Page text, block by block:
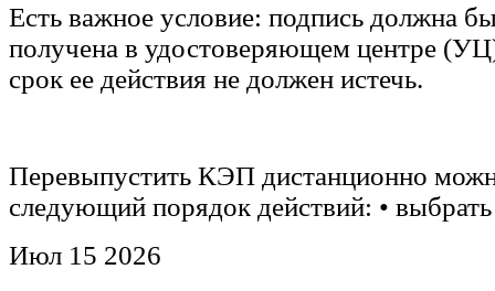
Есть важное условие: подпись должна
получена в удостоверяющем центре
срок ее действия не должен истечь.
Перевыпустить КЭП дистанционно
следующий порядок действий: •
Июл 15 2026